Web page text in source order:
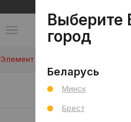
Элемент не найден!
Наши
Выберите
город
Беларусь
Минск
Брест